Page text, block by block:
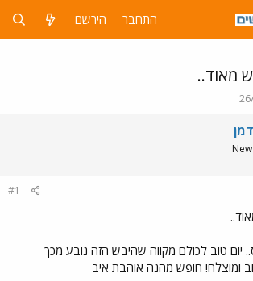
התחבר הירשם
מאוד..
#1
יום טוב לכולם מקווה שהיבש הזה נובע מכך
ומוצלח! חופש מהנה אוהבת איב